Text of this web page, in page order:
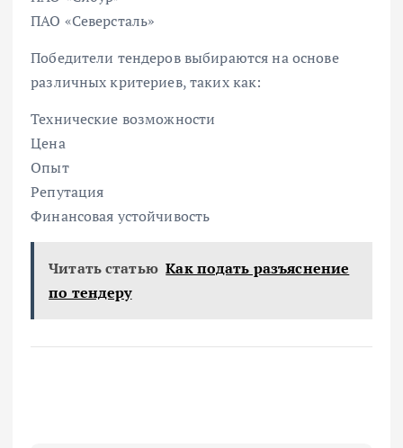
ПАО «Северсталь»
Победители тендеров выбираются на основе
различных критериев, таких как:
Технические возможности
Цена
Опыт
Репутация
Финансовая устойчивость
Читать статью Как подать разъяснение
по тендеру